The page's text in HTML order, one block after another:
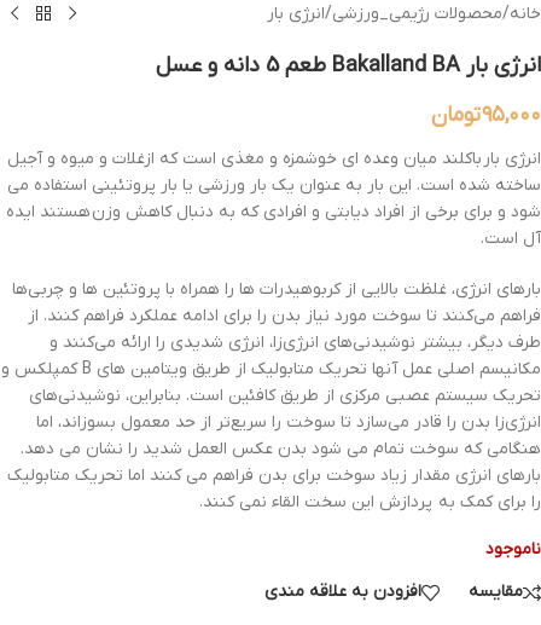
خانه/محصولات رژیمی_ورزشی/انرژی بار
انرژی بار Bakalland BA طعم 5 دانه و عسل
۹۵,۰۰۰تومان
انرژی بار باکلند میان وعده ای خوشمزه و مغذی است که ازغلات و میوه و آجیل
ساخته شده است. این بار به عنوان یک بار ورزشی یا بار پروتئینی استفاده می
شود و برای برخی از افراد دیابتی و افرادی که به دنبال کاهش وزن هستند ایده
آل است.
بارهای انرژی، غلظت بالایی از کربوهیدرات ها را همراه با پروتئین ها و چربی‌ها
فراهم می‌کنند تا سوخت مورد نیاز بدن را برای ادامه عملکرد فراهم کنند. از
طرف دیگر، بیشتر نوشیدنی‌های انرژی‌زا، انرژی شدیدی را ارائه می‌کنند و
مکانیسم اصلی عمل آنها تحریک متابولیک از طریق ویتامین های B کمپلکس و
تحریک سیستم عصبی مرکزی از طریق کافئین است. بنابراین، نوشیدنی‌های
انرژی‌زا بدن را قادر می‌سازد تا سوخت را سریع‌تر از حد معمول بسوزاند، اما
هنگامی که سوخت تمام می شود بدن عکس العمل شدید را نشان می دهد.
بارهای انرژی مقدار زیاد سوخت برای بدن فراهم می کنند اما تحریک متابولیک
را برای کمک به پردازش این سخت القاء نمی کنند.
ناموجود
مقایسه
افزودن به علاقه مندی